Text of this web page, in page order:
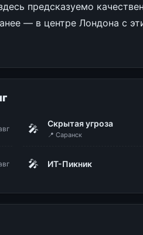
предсказуемо
— в центре Лондона с
🎤 Скрытая угроза
📍 Саранск
🎤 ИТ-Пикник